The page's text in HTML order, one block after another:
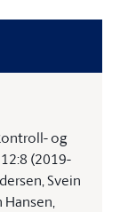
og
(2019-
Svein
Hansen,